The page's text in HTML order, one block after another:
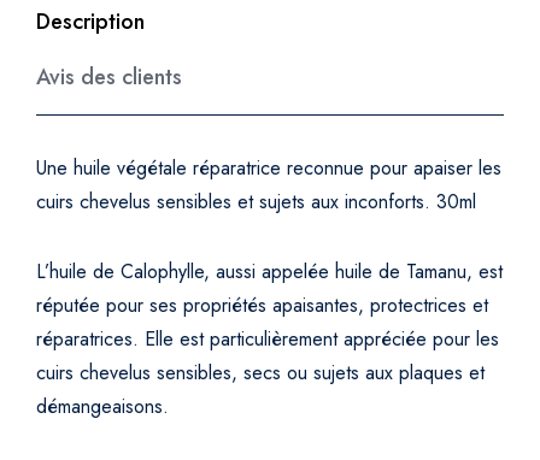
n
u
u
a
n
t
Description
Avis des clients
Une huile végétale réparatrice reconnue pour apaiser les
cuirs chevelus sensibles et sujets aux inconforts. 30ml
L’huile de Calophylle, aussi appelée huile de Tamanu, est
réputée pour ses propriétés apaisantes, protectrices et
réparatrices. Elle est particulièrement appréciée pour les
cuirs chevelus sensibles, secs ou sujets aux plaques et
démangeaisons.